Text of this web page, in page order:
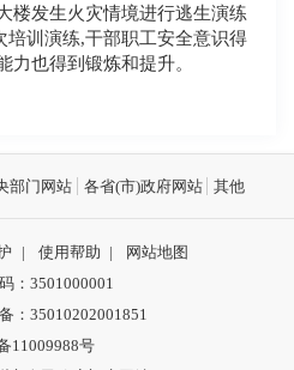
楼发生火灾情境进行逃生演练
培训演练,干部职工安全意识得
力也得到锻炼和提升。
部门网站 各省(市)政府网站 其他
| 使用帮助 |
网站地图
：3501000001
： 35010202001851
11009988号